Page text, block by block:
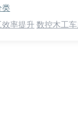
类
效率提升数控木工